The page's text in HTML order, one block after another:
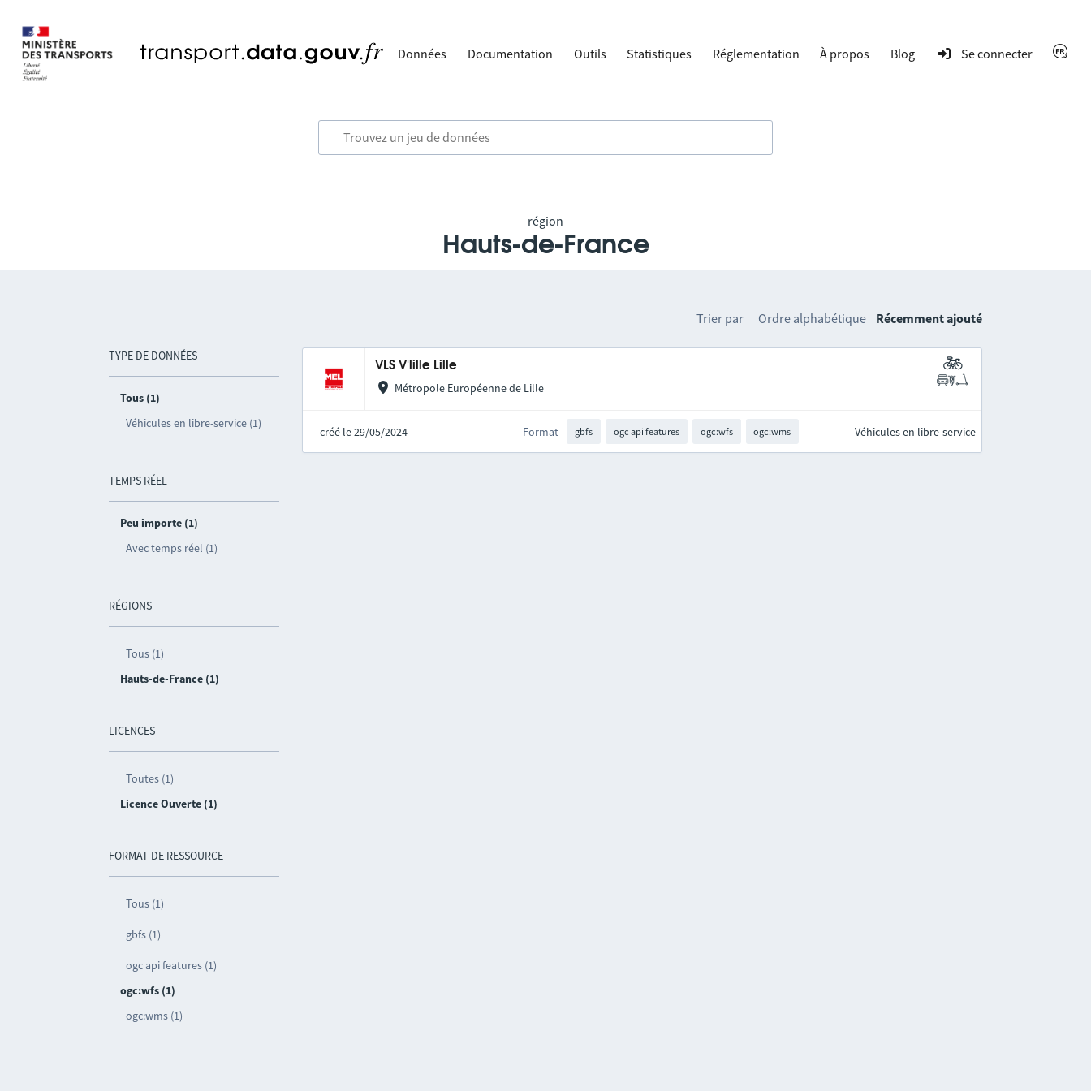
Données Documentation Outils Statistiques Réglementation À propos Blog Se connecter
région
Hauts-de-France
TYPE DE DONNÉES
Tous (1)
Véhicules en libre-service (1)
TEMPS RÉEL
Peu importe (1)
Avec temps réel (1)
RÉGIONS
Tous (1)
Hauts-de-France (1)
LICENCES
Toutes (1)
Licence Ouverte (1)
FORMAT DE RESSOURCE
Tous (1)
gbfs (1)
ogc api features (1)
ogc:wfs (1)
ogc:wms (1)
Trier par Ordre alphabétique Récemment ajouté
VLS V'lille Lille
Métropole Européenne de Lille
créé le 29/05/2024 Format gbfs ogc api features ogc:wfs ogc:wms Véhicules en libre-service